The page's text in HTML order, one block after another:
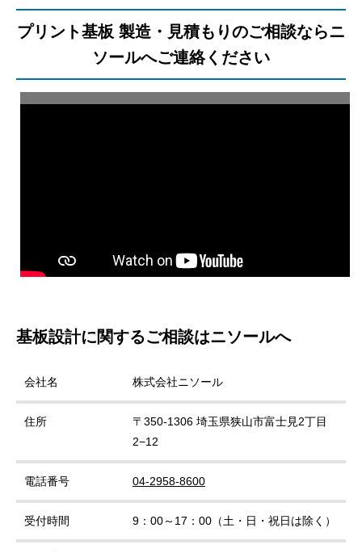
プリント基板 製造・見積もりのご相談ならニ
ソールへご連絡ください
基板設計に関するご相談はニソールへ
会社名 株式会社ニソール
住所
〒350-1306 埼玉県狭山市富士見2丁目
2−12
電話番号 04-2958-8600
受付時間 9：00～17：00（土・日・祝日は除く）